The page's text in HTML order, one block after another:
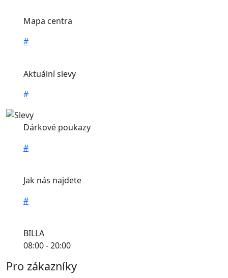
Mapa centra
#
Aktuální slevy
#
Dárkové poukazy
#
Jak nás najdete
#
BILLA
08:00 - 20:00
Pro zákazníky